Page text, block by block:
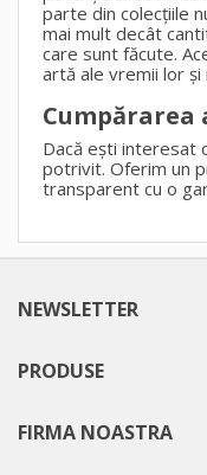
parte din colecțiile
mai mult decât
care sunt făcute.
artă ale vremii lor
Dacă ești interesat
potrivit. Oferim un
transparent cu o
NEWSLETTER
PRODUSE
FIRMA NOASTRA